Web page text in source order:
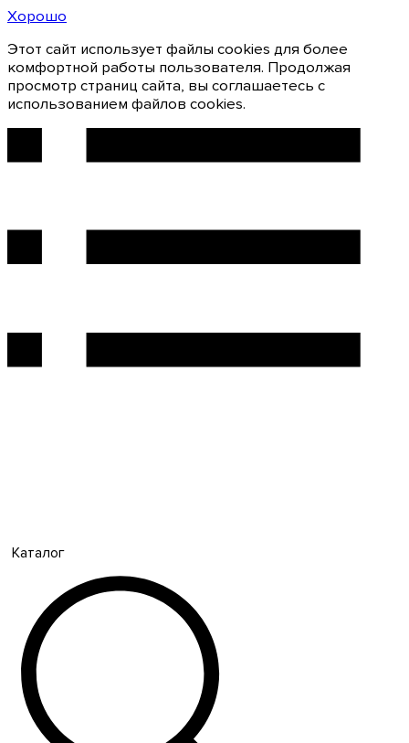
Хорошо
Этот сайт использует файлы cookies для более
комфортной работы пользователя. Продолжая
просмотр страниц сайта, вы соглашаетесь с
использованием файлов cookies.
Каталог